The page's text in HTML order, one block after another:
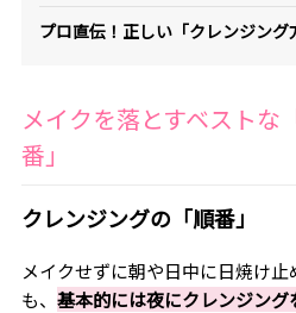
プロ直伝！正しい「クレンジング
メイクを落とすベストな
番」
クレンジングの「順番」
メイクせずに朝や日中に日焼け
も、 基本的には夜にクレンジング